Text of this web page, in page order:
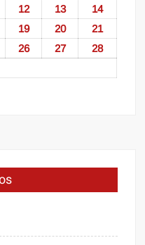
12 13
14
19 20
21
26 27
28